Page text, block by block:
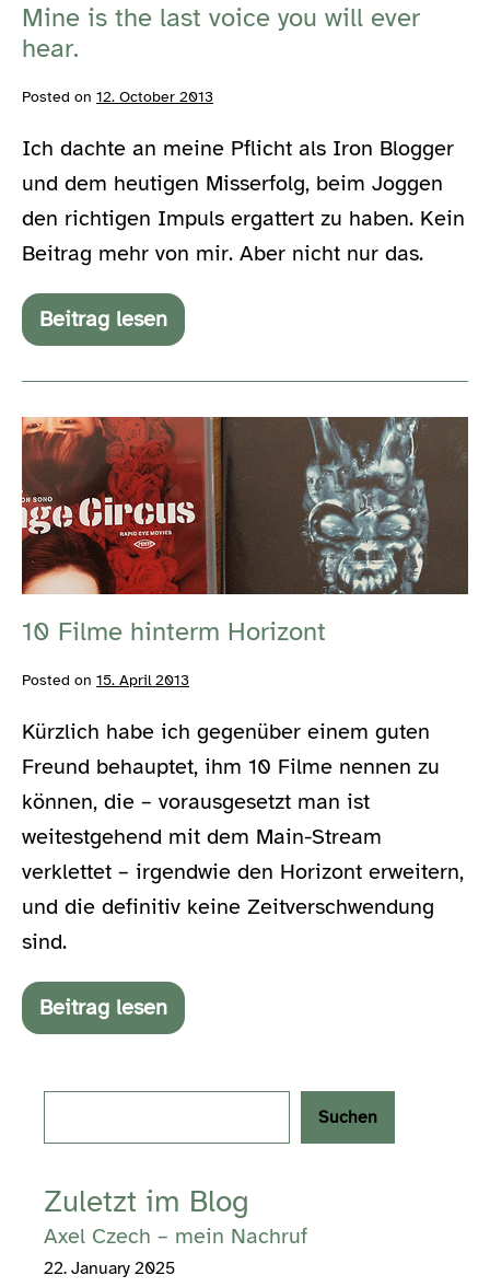
will
ever
hear.
Mine is the last voice you will ever
hear.
Posted on 12. October 2013
Ich dachte an meine Pflicht als Iron Blogger
und dem heutigen Misserfolg, beim Joggen
den richtigen Impuls ergattert zu haben. Kein
Beitrag mehr von mir. Aber nicht nur das.
Beitrag lesen
Mine
is
voice
you
will
ever
hear.
10
Filme
hinterm
Horizont
10 Filme hinterm Horizont
Posted on 15. April 2013
Kürzlich habe ich gegenüber einem guten
Freund behauptet, ihm 10 Filme nennen zu
können, die – vorausgesetzt man ist
weitestgehend mit dem Main-Stream
verklettet – irgendwie den Horizont erweitern,
und die definitiv keine Zeitverschwendung
sind.
Beitrag lesen
10
Filme
Suchen
Zuletzt im Blog
Axel Czech – mein Nachruf
22. January 2025